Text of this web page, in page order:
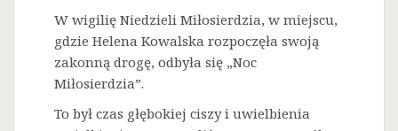
W wigilię Niedzieli Miłosierdzia, w miejscu,
gdzie Helena Kowalska rozpoczęła swoją
zakonną drogę, odbyła się „Noc
Miłosierdzia”.
To był czas głębokiej ciszy i uwielbienia